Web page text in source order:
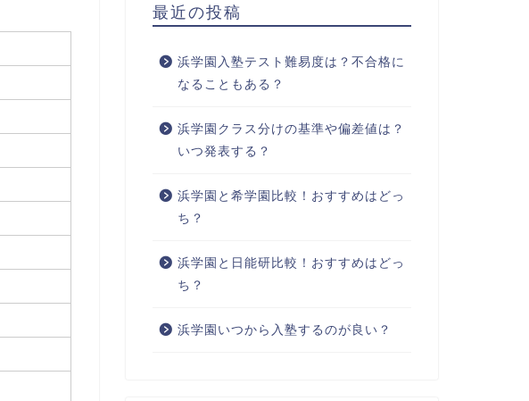
最近の投稿
浜学園入塾テスト難易度は？不合格に
なることもある？
浜学園クラス分けの基準や偏差値は？
いつ発表する？
浜学園と希学園比較！おすすめはどっ
ち？
浜学園と日能研比較！おすすめはどっ
ち？
浜学園いつから入塾するのが良い？